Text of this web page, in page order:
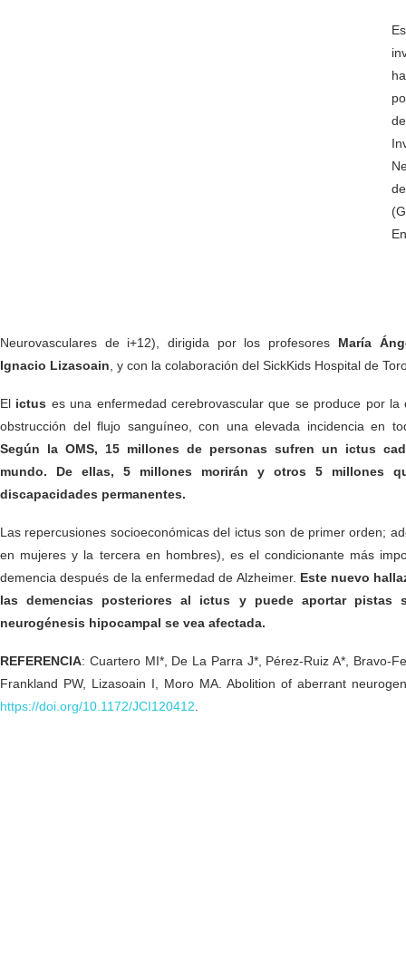
de
Neurovasculares de i+12), dirigida por los profesores María
Ignacio Lizasoain , y con la colaboración del SickKids Hospital de
El ictus es una enfermedad cerebrovascular que se produce por la
obstrucción del flujo sanguíneo, con una elevada incidencia en
Según la OMS, 15 millones de personas sufren un ictus
mundo. De ellas, 5 millones morirán y otros 5 millones
discapacidades permanentes.
Las repercusiones socioeconómicas del ictus son de primer orden;
en mujeres y la tercera en hombres), es el condicionante más
demencia después de la enfermedad de Alzheimer. Este nuevo
las demencias posteriores al ictus y puede aportar pistas
neurogénesis hipocampal se vea afectada.
REFERENCIA: Cuartero MI*, De La Parra J*, Pérez-Ruiz A*, Bravo-
Frankland PW, Lizasoain I, Moro MA. Abolition of aberrant
https://doi.org/10.1172/JCI120412